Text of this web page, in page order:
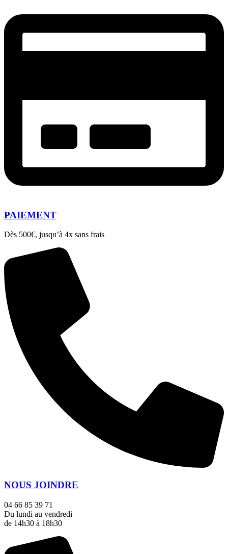
PAIEMENT
Dès 500€, jusqu’à 4x sans frais
NOUS JOINDRE
04 66 85 39 71
Du lundi au vendredi
de 14h30 à 18h30